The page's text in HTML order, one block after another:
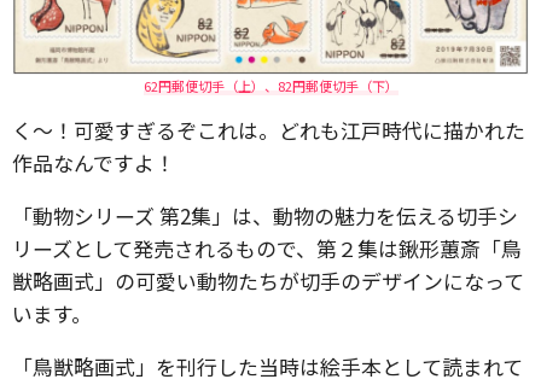
62円郵便切手（上）、82円郵便切手（下）
く〜！可愛すぎるぞこれは。どれも江戸時代に描かれた
作品なんですよ！
「動物シリーズ 第2集」は、動物の魅力を伝える切手シ
リーズとして発売されるもので、第２集は鍬形蕙斎「鳥
獣略画式」の可愛い動物たちが切手のデザインになって
います。
「鳥獣略画式」を刊行した当時は絵手本として読まれて